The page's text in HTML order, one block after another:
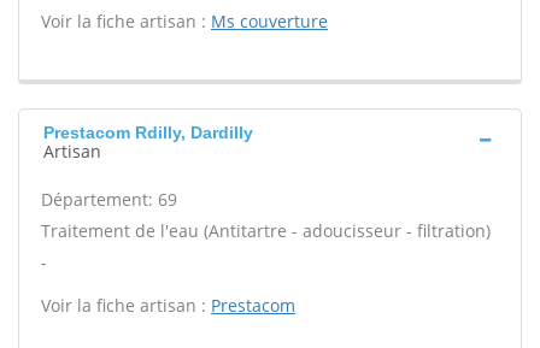
Voir la fiche artisan : Ms couverture
Prestacom Rdilly, Dardilly
Artisan
Département: 69
Traitement de l'eau (Antitartre - adoucisseur - filtration)
-
Voir la fiche artisan : Prestacom